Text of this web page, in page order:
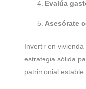
Evalúa
Asesórate
Invertir en
estrategia sólida
patrimonial estable